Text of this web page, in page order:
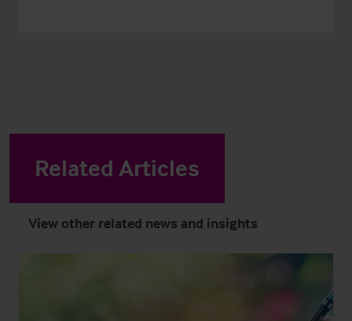
Related Articles
View other related news and insights